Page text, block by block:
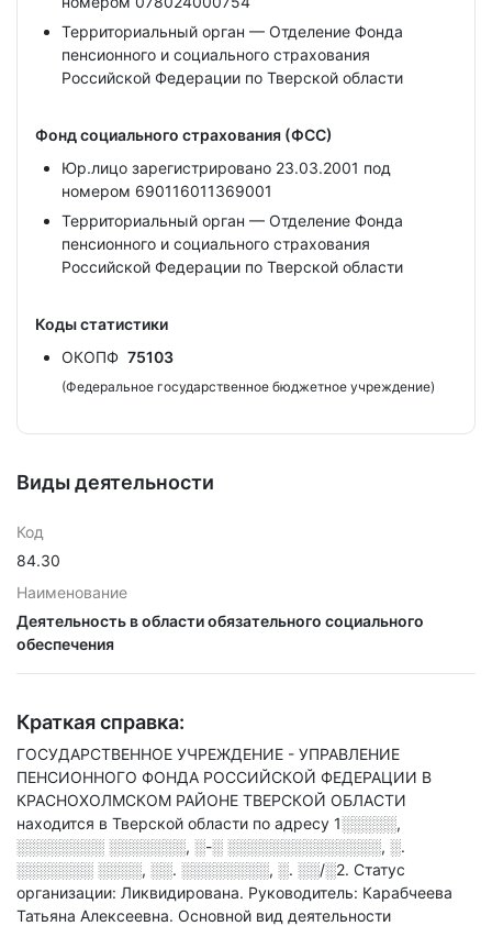
Территориальный орган — Отделение Фонда
пенсионного и социального страхования
Российской Федерации по Тверской области
Фонд социального страхования (ФСС)
Юр.лицо зарегистрировано 23.03.2001 под
номером 690116011369001
Территориальный орган — Отделение Фонда
пенсионного и социального страхования
Российской Федерации по Тверской области
Коды статистики
ОКОПФ 75103
(Федеральное государственное бюджетное учреждение)
Виды деятельности
Код
84.30
Наименование
Деятельность в области обязательного социального
обеспечения
Краткая справка:
ГОСУДАРСТВЕННОЕ УЧРЕЖДЕНИЕ - УПРАВЛЕНИЕ
ПЕНСИОННОГО ФОНДА РОССИЙСКОЙ ФЕДЕРАЦИИ В
КРАСНОХОЛМСКОМ РАЙОНЕ ТВЕРСКОЙ ОБЛАСТИ
находится в Тверской области по адресу 1░░░░░,
░░░░░░░░ ░░░░░░░, ░-░ ░░░░░░░░░░░░░░, ░.
░░░░░░░ ░░░░, ░░. ░░░░░░░░, ░. ░░/░2. Статус
организации: Ликвидирована. Руководитель: Карабчеева
Татьяна Алексеевна. Основной вид деятельности